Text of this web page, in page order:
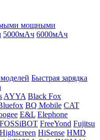
мощными
5000мАч 6000мАч
Быстрая зарядка
AYYA Black Fox
BQ Mobile CAT
E&L Elephone
FOSSiBOT FreeYond Fujitsu
Highscreen HiSense HMD